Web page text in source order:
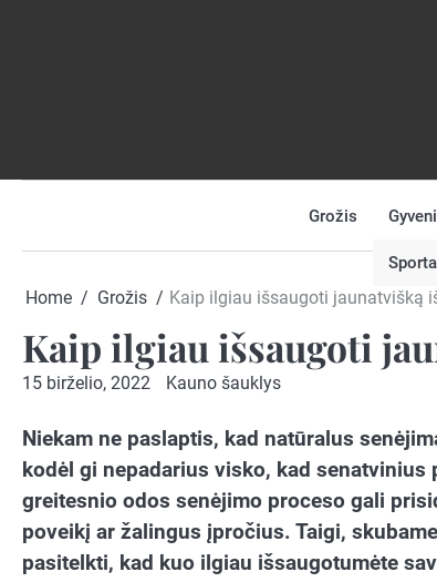
NAUJIENĄ
Grožis
Home Grožis Kaip ilgiau išsaugoti jaunatvišką
Kaip ilgiau išsaugoti
15 birželio, 2022 Kauno šauklys
Niekam ne paslaptis, kad natūralus
kodėl gi nepadarius visko, kad
greitesnio odos senėjimo proceso gali
poveikį ar žalingus įpročius. Taigi,
pasitelkti, kad kuo ilgiau išsaugotumėte